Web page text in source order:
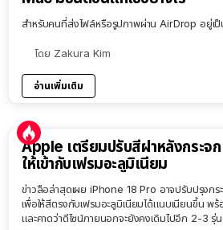
สำหรับคนที่ส่งไฟล์หรือรูปภาพผ่าน AirDrop อยู่เ
โดย Zakura Kim
อ่านเพิ่มเติม
Apple เตรียมปรับสีฝาหลังกระจ
ให้เข้ากับเฟรมอะลูมิเนียม
ข่าวลือล่าสุดเผย iPhone 18 Pro อาจปรับปรุงกร
เพื่อให้สีตรงกับเฟรมอะลูมิเนียมได้แนบเนียนขึ้น พร้
และคาดว่าดีไซน์ภายนอกจะยังคงเดิมไปอีก 2-3 รุ่น